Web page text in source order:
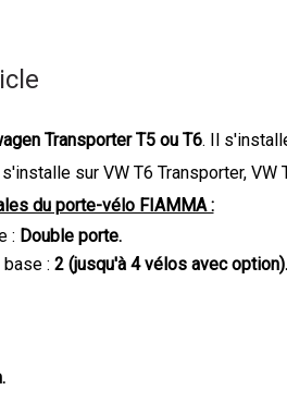
Transporter T5 ou T6. Il
sur VW T6 Transporter, VW
du porte-vélo FIAMMA :
: Double porte.
: 2 (jusqu'à 4 vélos avec option).